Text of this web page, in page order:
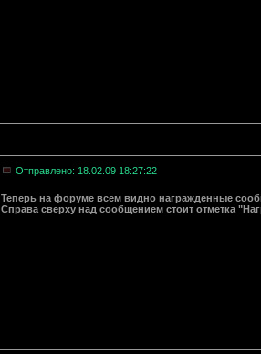
Отправлено: 18.02.09 18:27:22
Теперь на форуме всем видно награжденные
Справа сверху над сообщением стоит отметка